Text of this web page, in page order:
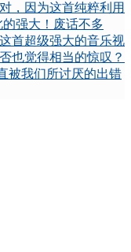
，因为这首纯粹利用
强大！废话不多
首超级强大的音乐视
也觉得相当的惊叹？
被我们所讨厌的出错